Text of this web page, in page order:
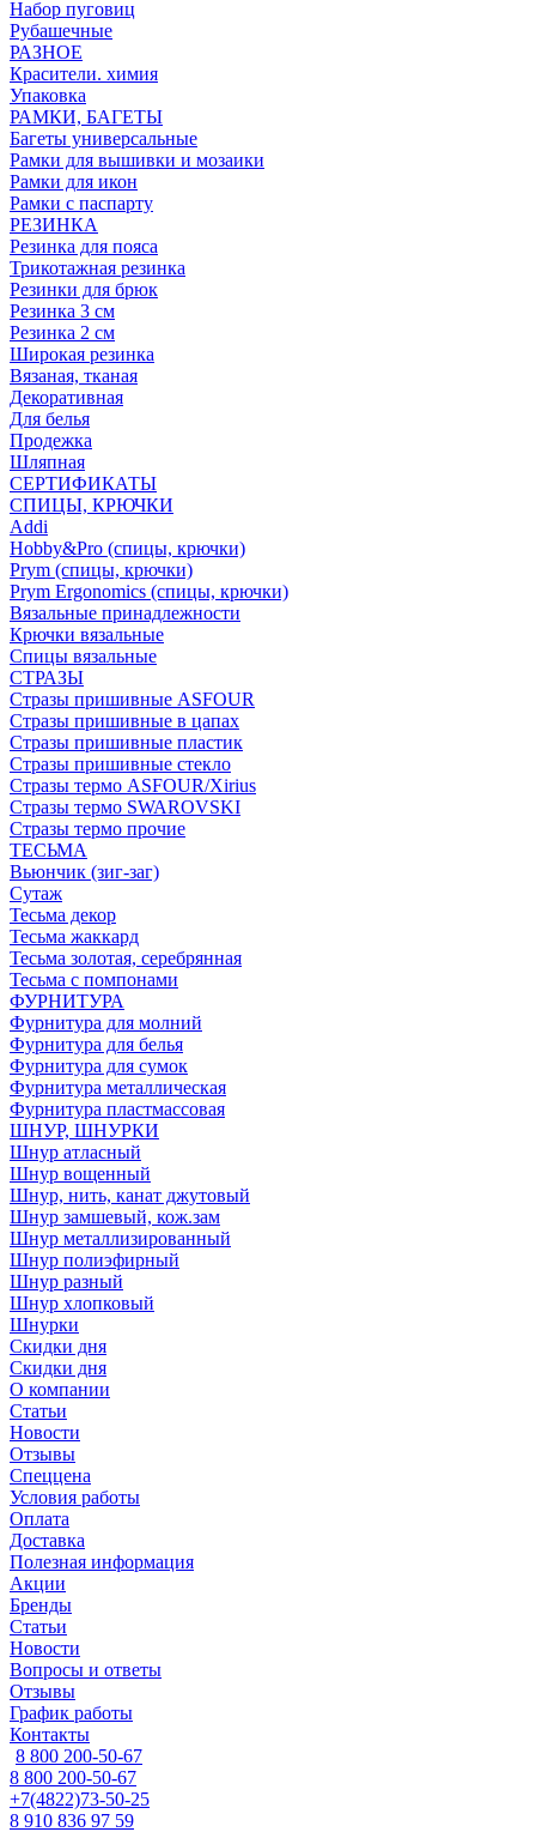
Набор пуговиц
Рубашечные
РАЗНОЕ
Красители. химия
Упаковка
РАМКИ, БАГЕТЫ
Багеты универсальные
Рамки для вышивки и мозаики
Рамки для икон
Рамки с паспарту
РЕЗИНКА
Резинка для пояса
Трикотажная резинка
Резинки для брюк
Резинка 3 см
Резинка 2 см
Широкая резинка
Вязаная, тканая
Декоративная
Для белья
Продежка
Шляпная
СЕРТИФИКАТЫ
СПИЦЫ, КРЮЧКИ
Addi
Hobby&Pro (спицы, крючки)
Prym (спицы, крючки)
Prym Ergonomics (спицы, крючки)
Вязальные принадлежности
Крючки вязальные
Спицы вязальные
СТРАЗЫ
Стразы пришивные ASFOUR
Стразы пришивные в цапах
Стразы пришивные пластик
Стразы пришивные стекло
Стразы термо ASFOUR/Xirius
Стразы термо SWAROVSKI
Стразы термо прочие
ТЕСЬМА
Вьюнчик (зиг-заг)
Сутаж
Тесьма декор
Тесьма жаккард
Тесьма золотая, серебрянная
Тесьма с помпонами
ФУРНИТУРА
Фурнитура для молний
Фурнитура для белья
Фурнитура для сумок
Фурнитура металлическая
Фурнитура пластмассовая
ШНУР, ШНУРКИ
Шнур атласный
Шнур вощенный
Шнур, нить, канат джутовый
Шнур замшевый, кож.зам
Шнур металлизированный
Шнур полиэфирный
Шнур разный
Шнур хлопковый
Шнурки
Скидки дня
Скидки дня
О компании
Статьи
Новости
Отзывы
Спеццена
Условия работы
Оплата
Доставка
Полезная информация
Акции
Бренды
Статьи
Новости
Вопросы и ответы
Отзывы
График работы
Контакты
8 800 200-50-67
8 800 200-50-67
+7(4822)73-50-25
8 910 836 97 59